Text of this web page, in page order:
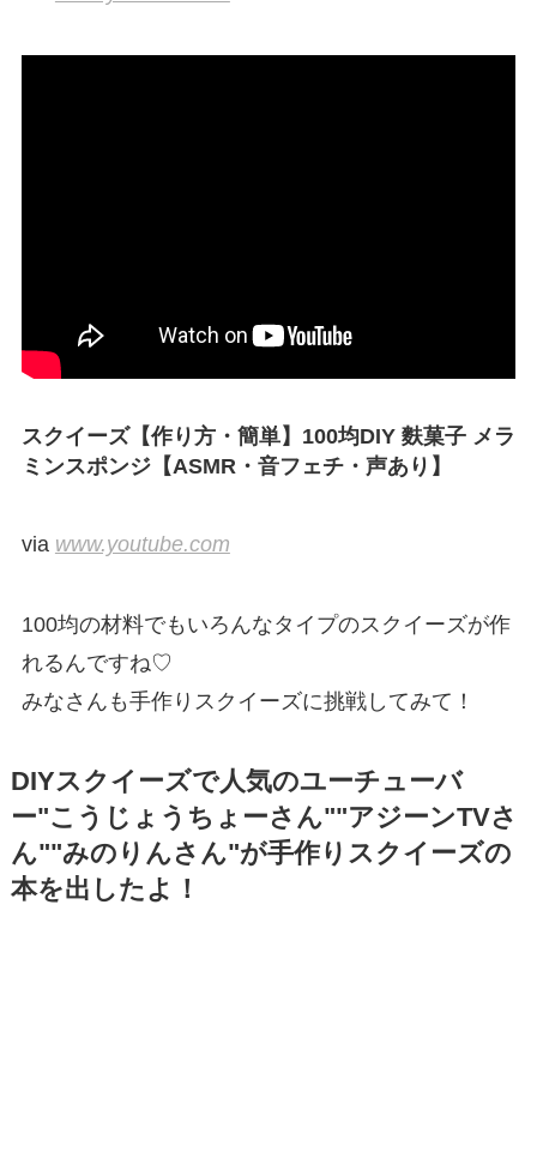
スクイーズ【作り方・簡単】100均DIY 麩菓子 メラ
ミンスポンジ【ASMR・音フェチ・声あり】
via www.youtube.com
100均の材料でもいろんなタイプのスクイーズが作
れるんですね♡
みなさんも手作りスクイーズに挑戦してみて！
DIYスクイーズで人気のユーチューバ
ー"こうじょうちょーさん""アジーンTVさ
ん""みのりんさん"が手作りスクイーズの
本を出したよ！